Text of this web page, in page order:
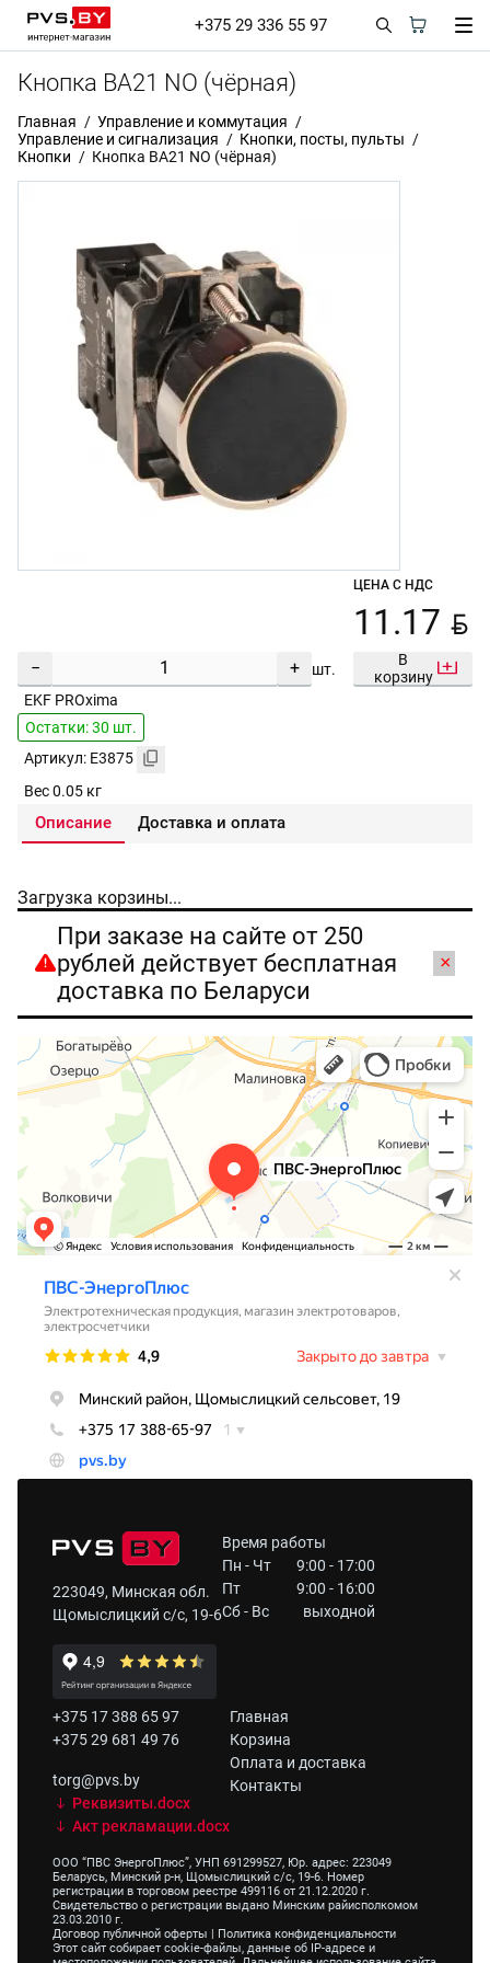
+375 29 336 55 97
Кнопка BA21 NO (чёрная)
Главная
Управление и коммутация
Управление и сигнализация
Кнопки, посты, пульты
Кнопки
Кнопка BA21 NO (чёрная)
− + шт.
ЦЕНА С НДС
11.17 BYN
В
корзину
EKF PROxima
Остатки: 30 шт.
Артикул: E3875
Вес 0.05 кг
Описание Доставка и оплата
Загрузка корзины...
При заказе на сайте от 250
рублей действует бесплатная
доставка по Беларуси
×
223049, Минская обл.
Щомыслицкий с/с, 19-6
Время работы
Пн - Чт
9:00 - 17:00
Пт
9:00 - 16:00
Сб - Вс
выходной
+375 17 388 65 97
+375 29 681 49 76
torg@pvs.by
Реквизиты.docx
Акт рекламации.docx
Главная
Корзина
Оплата и доставка
Контакты
ООО “ПВС ЭнергоПлюс”, УНП 691299527, Юр. адрес: 223049
Беларусь, Минский р-н, Щомыслицкий с/с, 19-6. Номер
регистрации в торговом реестре 499116 от 21.12.2020 г.
Свидетельство о регистрации выдано Минским райисполкомом
23.03.2010 г.
Договор публичной оферты | Политика конфиденциальности
Этот сайт собирает cookie-файлы, данные об IP-адресе и